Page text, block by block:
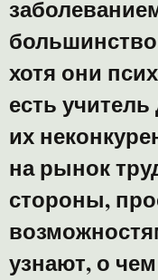
хотя они
есть
их
на рынок
стороны,
узнают, о